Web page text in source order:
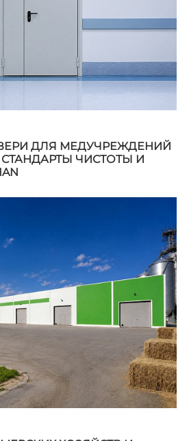
ДЛЯ МЕДУЧРЕЖДЕНИЙ
ЧИСТОТЫ И